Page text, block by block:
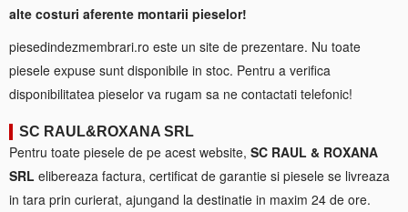
alte costuri aferente montarii pieselor!
piesedindezmembrari.ro este un site de prezentare. Nu toate
piesele expuse sunt disponibile in stoc. Pentru a verifica
disponibilitatea pieselor va rugam sa ne contactati telefonic!
SC RAUL&ROXANA SRL
Pentru toate piesele de pe acest website, SC RAUL & ROXANA
SRL elibereaza factura, certificat de garantie si piesele se livreaza
in tara prin curierat, ajungand la destinatie in maxim 24 de ore.